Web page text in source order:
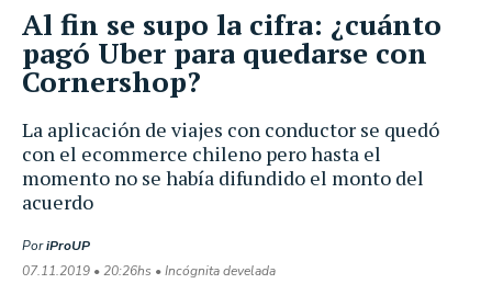
La aplicación de viajes con conductor se quedó
con el ecommerce chileno pero hasta el
momento no se había difundido el monto del
acuerdo
PoriProUP
07.11.2019 • 20:26hs • Incógnita develada
Al fin se supo la cifra: ¿cuánto
pagó Uber para quedarse con
Cornershop?